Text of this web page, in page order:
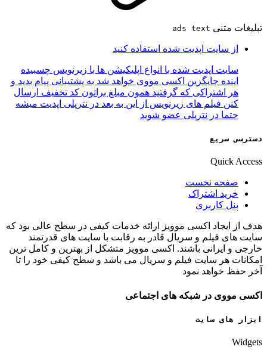
تبلیغات متنی ads text
از سایت اپدیت شده استفاده کنید
سایت اپدیت شده با انواع اپلیکیشن ها با زیرنویس چسبیده
اینده جایگزین اکسی مووی خواهد شد به پشتیبانی پیام بدید و
هر اشتراکی که گرفتید همون مبلغ براتون کد تخفیف ارسال
کنن فیلم های زیرنویس از این به بعد در نترپلی اپدیت میشه
حتما در نترپلی عضو شوید
دسترسی سریع
Quick Access
صفحه نخست
خرید اشتراک
پنل کاربری
هدف از ایجاد اکسی موویز ارائه خدمات کیفی در سطح عالی بود که
سایت های فیلم و سریال قادر به رقابت با سایت های قدرتمند
خارجی و ایرانی باشند. اکسی موویز متشکل از بهترین و کامل ترین
امکانات هر سایت فیلم و سریال می باشد و سطح کیفی خود را تا
آخر حفظ خواهد نمود
اکسی مووی در شبکه های اجتماعی
ابزار های سایت
Widgets